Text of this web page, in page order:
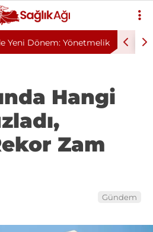
Sandı, Cilt Kanseri Çıktı:
Hangi
Zam
Gündem